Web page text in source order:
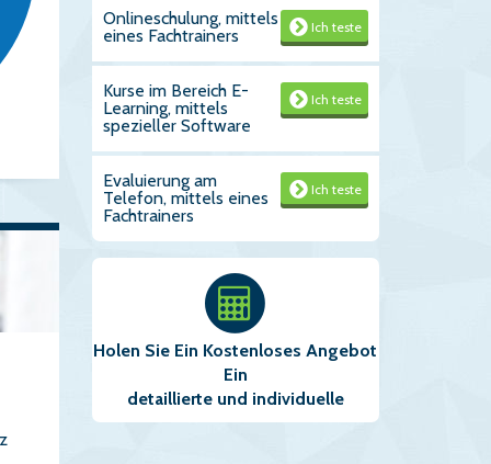
Ich teste
Onlineschulung, mittels
eines Fachtrainers
Ich teste
Kurse im Bereich E-
Learning, mittels
spezieller Software
Ich teste
Evaluierung am
Telefon, mittels eines
Fachtrainers
Holen Sie Ein Kostenloses Angebot
Ein
detaillierte und individuelle